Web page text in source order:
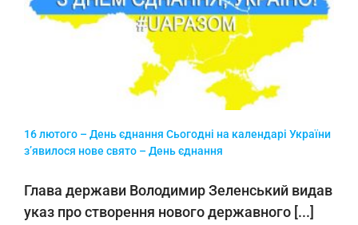
16 лютого – День єднання Сьогодні на календарі України
з’явилося нове свято – День єднання
Глава держави Володимир Зеленський видав
указ про створення нового державного [...]